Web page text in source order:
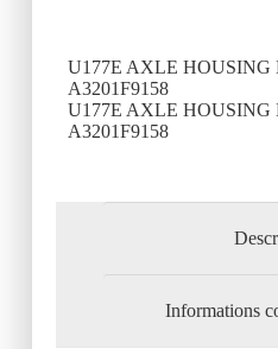
U177E AXLE HOUSING
A3201F9158
U177E AXLE HOUSING
A3201F9158
Informations